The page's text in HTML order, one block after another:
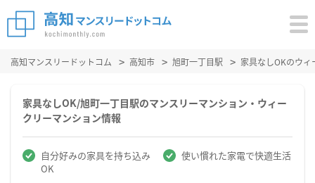
高知マンスリードットコム 高知市 旭町一丁目駅 家具なしOKのウ
家具なしOK/旭町一丁目駅のマンスリーマンション・ウィー
クリーマンション情報
自分好みの家具を持ち込み
OK
使い慣れた家電で快適生活